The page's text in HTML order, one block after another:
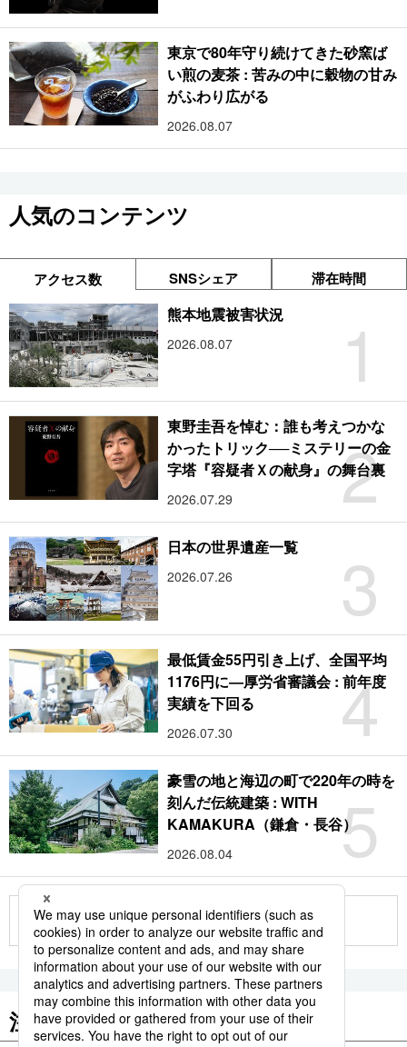
東京で80年守り続けてきた砂窯ば
い煎の麦茶 : 苦みの中に穀物の甘み
がふわり広がる
2026.08.07
人気のコンテンツ
アクセス数 SNSシェア 滞在時間
1
熊本地震被害状況
2026.08.07
2
東野圭吾を悼む：誰も考えつかな
かったトリック──ミステリーの金
字塔『容疑者Ｘの献身』の舞台裏
2026.07.29
3
日本の世界遺産一覧
2026.07.26
4
最低賃金55円引き上げ、全国平均
1176円に―厚労省審議会 : 前年度
実績を下回る
2026.07.30
5
豪雪の地と海辺の町で220年の時を
刻んだ伝統建築 : WITH
KAMAKURA（鎌倉・長谷）
2026.08.04
もっと見る
注目のキーワード